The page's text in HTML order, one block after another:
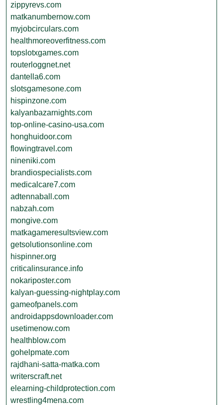
zippyrevs.com
matkanumbernow.com
myjobcirculars.com
healthmoreoverfitness.com
topslotxgames.com
routerloggnet.net
dantella6.com
slotsgamesone.com
hispinzone.com
kalyanbazarnights.com
top-online-casino-usa.com
honghuidoor.com
flowingtravel.com
nineniki.com
brandiospecialists.com
medicalcare7.com
adtennaball.com
nabzah.com
mongive.com
matkagameresultsview.com
getsolutionsonline.com
hispinner.org
criticalinsurance.info
nokariposter.com
kalyan-guessing-nightplay.com
gameofpanels.com
androidappsdownloader.com
usetimenow.com
healthblow.com
gohelpmate.com
rajdhani-satta-matka.com
writerscraft.net
elearning-childprotection.com
wrestling4mena.com